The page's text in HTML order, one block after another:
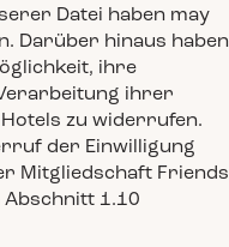
Datei haben may
Darüber hinaus haben
ihre
ihrer
zu widerrufen.
der Einwilligung
Mitgliedschaft Friends
Abschnitt 1.10